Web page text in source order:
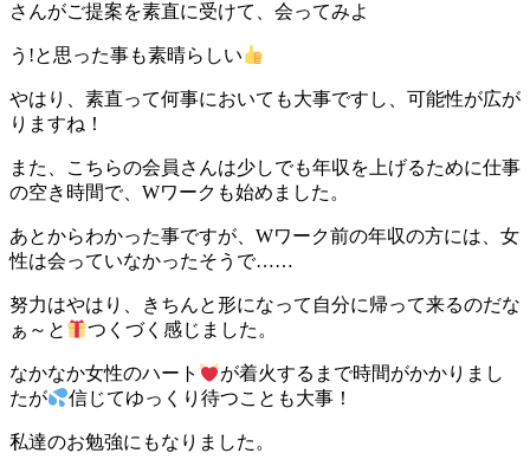
さんがご提案を素直に受けて、会ってみよ
う!と思った事も素晴らしい
やはり、素直って何事においても大事ですし、可能性が広が
りますね！
また、こちらの会員さんは少しでも年収を上げるために仕事
の空き時間で、Wワークも始めました。
あとからわかった事ですが、Wワーク前の年収の方には、女
性は会っていなかったそうで……
努力はやはり、きちんと形になって自分に帰って来るのだな
ぁ～と
つくづく感じました。
なかなか女性のハート
が着火するまで時間がかかりまし
たが
信じてゆっくり待つことも大事！
私達のお勉強にもなりました。